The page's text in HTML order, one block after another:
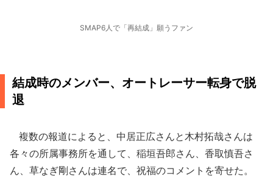
SMAP6人で「再結成」願うファン
結成時のメンバー、オートレーサー転身で脱
退
複数の報道によると、中居正広さんと木村拓哉さんは
各々の所属事務所を通して、稲垣吾郎さん、香取慎吾さ
ん、草なぎ剛さんは連名で、祝福のコメントを寄せた。